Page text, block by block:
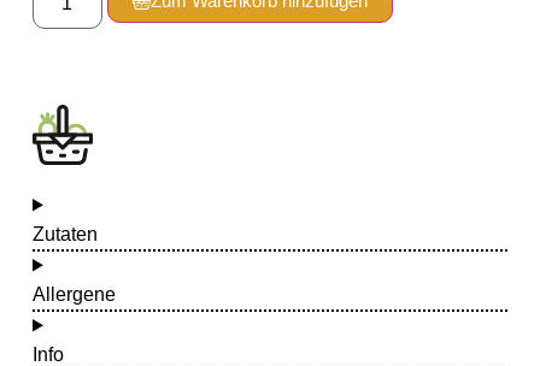
Zutaten
Allergene
Info